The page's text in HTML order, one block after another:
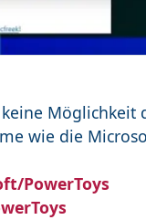
Möglichkeit
wie die
PowerToys